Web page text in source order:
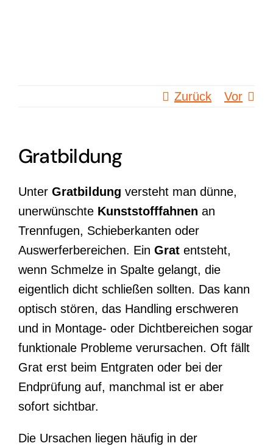
Zurück Vor
Gratbildung
Unter Gratbildung versteht man dünne,
unerwünschte Kunststofffahnen an
Trennfugen, Schieberkanten oder
Auswerferbereichen. Ein Grat entsteht,
wenn Schmelze in Spalte gelangt, die
eigentlich dicht schließen sollten. Das kann
optisch stören, das Handling erschweren
und in Montage- oder Dichtbereichen sogar
funktionale Probleme verursachen. Oft fällt
Grat erst beim Entgraten oder bei der
Endprüfung auf, manchmal ist er aber
sofort sichtbar.
Die Ursachen liegen häufig in der